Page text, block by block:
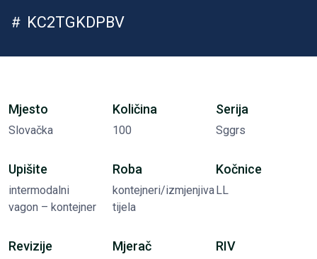
KC2TGKDPBV
Mjesto
Slovačka
Količina
100
Serija
Sggrs
Upišite
intermodalni
vagon – kontejner
Roba
kontejneri/izmjenjiva
tijela
Kočnice
LL
Revizije Mjerač RIV